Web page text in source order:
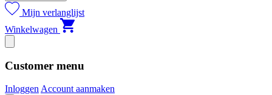
Mijn verlanglijst
Winkelwagen
Customer menu
InloggenAccount aanmaken